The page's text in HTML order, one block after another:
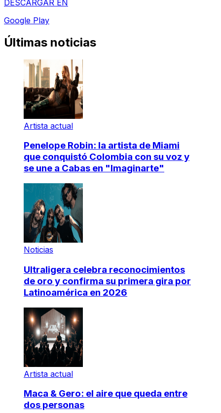
DESCARGAR EN
Google Play
Últimas noticias
Artista actual
Penelope Robin: la artista de Miami
que conquistó Colombia con su voz y
se une a Cabas en "Imaginarte"
Noticias
Ultraligera celebra reconocimientos
de oro y confirma su primera gira por
Latinoamérica en 2026
Artista actual
Maca & Gero: el aire que queda entre
dos personas